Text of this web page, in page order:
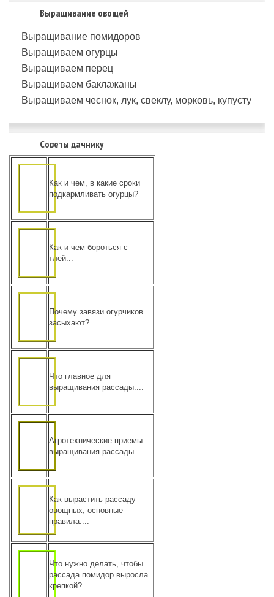
Выращивание овощей
Выращивание помидоров
Выращиваем огурцы
Выращиваем перец
Выращиваем баклажаны
Выращиваем чеснок, лук, свеклу, морковь, купусту
Советы дачнику
Как и чем, в какие сроки
подкармливать огурцы?
Как и чем бороться с
тлей...
Почему завязи огурчиков
засыхают?....
Что главное для
выращивания рассады....
Агротехнические приемы
выращивания рассады....
Как вырастить рассаду
овощных, основные
правила....
Что нужно делать, чтобы
рассада помидор выросла
крепкой?